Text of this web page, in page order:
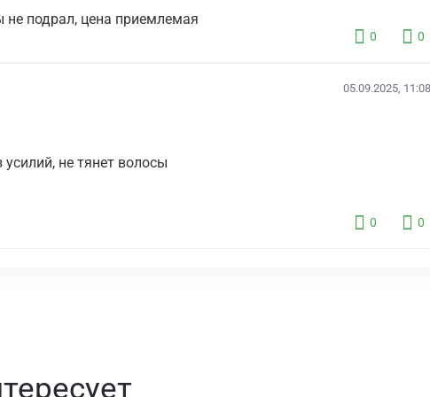
не подрал, цена приемлемая
0 0
05.09.2025,
не тянет волосы
0 0